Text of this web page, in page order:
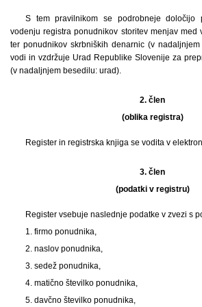
S tem pravilnikom se podrobneje določijo
vodenju registra ponudnikov storitev menjav med
ter ponudnikov skrbniških denarnic (v
vodi in vzdržuje Urad Republike Slovenije za
(v nadaljnjem besedilu: urad).
2. člen
(oblika registra)
Register in registrska knjiga se vodita v
3. člen
(podatki v registru)
Register vsebuje naslednje podatke v zvezi s
1. firmo ponudnika,
2. naslov ponudnika,
3. sedež ponudnika,
4. matično številko ponudnika,
5. davčno številko ponudnika,